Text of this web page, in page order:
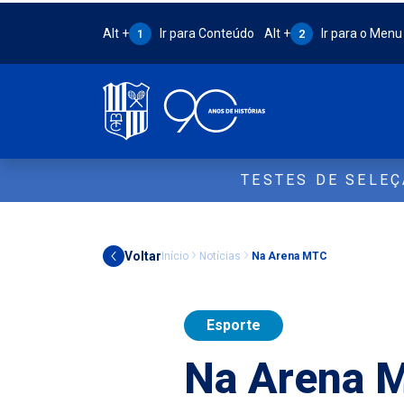
Atalho Alt + 1:
Alt + 1 Ir para Conteúdo Atalho Alt + 2:
Alt + 2 Ir para o Menu
TESTES DE
VoltarInício Notícias Na Arena MTC
Esporte
Na Arena